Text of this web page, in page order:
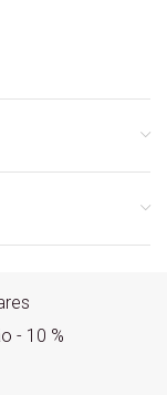
- 10 %